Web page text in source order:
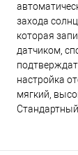
захода
которая
датчиком,
настройка
мягкий,
Стандартный